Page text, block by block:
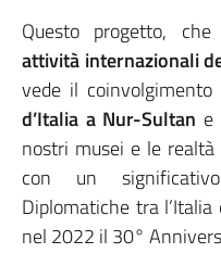
Questo progetto,
attività internazionali
vede il coinvolgimento
d’Italia a Nur-Sultan e
nostri musei e le realtà
con un
Diplomatiche tra
nel 2022 il 30°